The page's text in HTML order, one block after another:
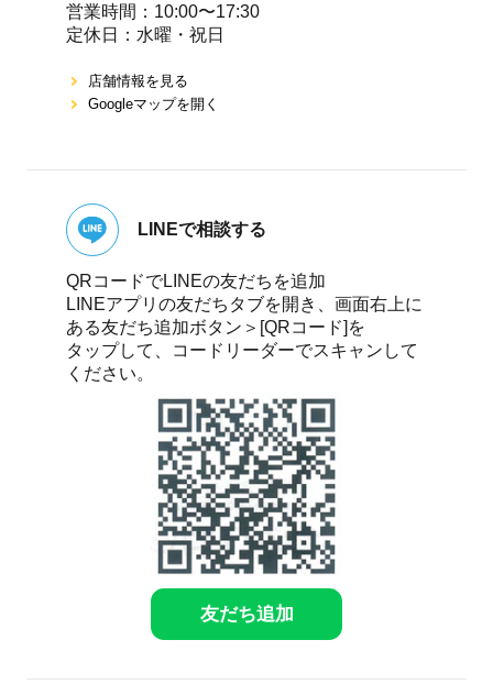
営業時間：10:00〜17:30
定休⽇：⽔曜・祝⽇
店舗情報を⾒る
Googleマップを開く
LINEで相談する
QRコードでLINEの友だちを追加
LINEアプリの友だちタブを開き、画面右上に
ある友だち追加ボタン＞[QRコード]を
タップして、コードリーダーでスキャンして
ください。
友だち追加